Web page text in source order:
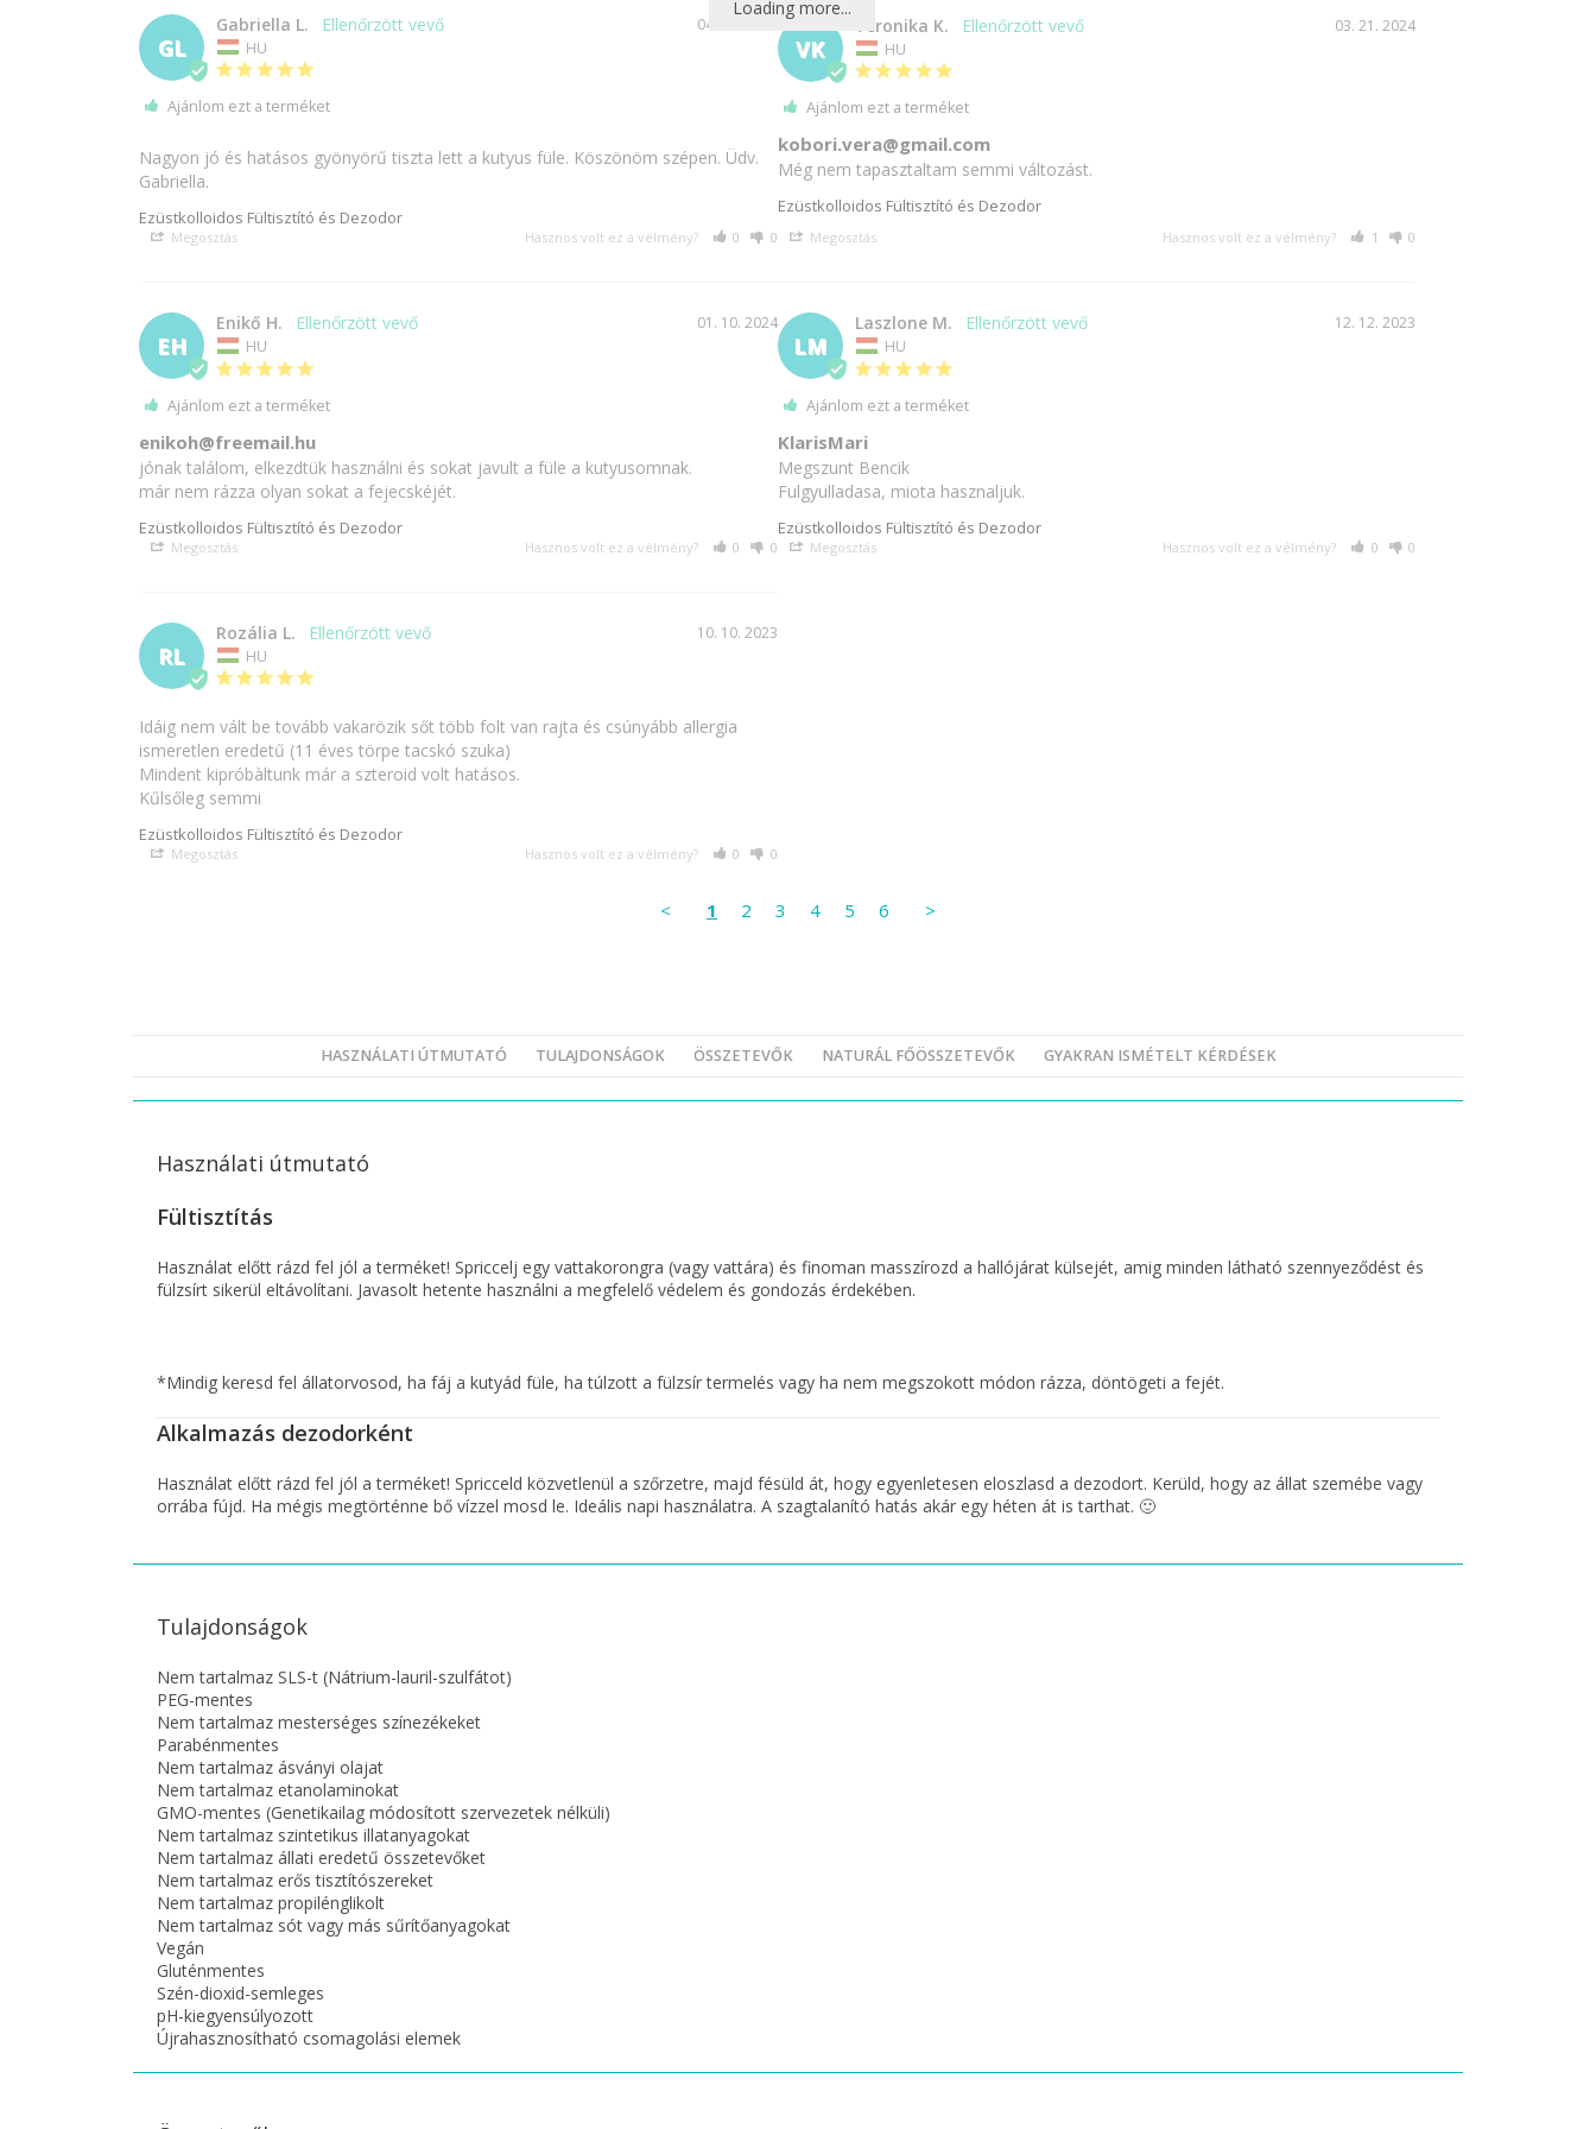
p
o
l
ó
n
Loading more...
GL
04. 16. 2024
Gabriella L.
HU
Ajánlom ezt a terméket
Nagyon jó és hatásos gyönyörű tiszta lett a kutyus füle. Köszönöm szépen. Üdv.
Gabriella.
Ezüstkolloidos Fültisztító és Dezodor
Megosztás Hasznos volt ez a vélmény? 0 0
VK
03. 21. 2024
Veronika K.
HU
Ajánlom ezt a terméket
kobori.vera@gmail.com
Még nem tapasztaltam semmi változást.
Ezüstkolloidos Fültisztító és Dezodor
Megosztás Hasznos volt ez a vélmény? 1 0
EH
01. 10. 2024
Enikő H.
HU
Ajánlom ezt a terméket
enikoh@freemail.hu
jónak találom, elkezdtük használni és sokat javult a füle a kutyusomnak.
már nem rázza olyan sokat a fejecskéjét.
Ezüstkolloidos Fültisztító és Dezodor
Megosztás Hasznos volt ez a vélmény? 0 0
LM
12. 12. 2023
Laszlone M.
HU
Ajánlom ezt a terméket
KlarisMari
Megszunt Bencik
Fulgyulladasa, miota hasznaljuk.
Ezüstkolloidos Fültisztító és Dezodor
Megosztás Hasznos volt ez a vélmény? 0 0
RL
10. 10. 2023
Rozália L.
HU
Idáig nem vált be tovább vakarözik sőt több folt van rajta és csúnyább allergia
ismeretlen eredetű (11 éves törpe tacskó szuka)
Mindent kipróbàltunk már a szteroid volt hatásos.
Kűlsőleg semmi
Ezüstkolloidos Fültisztító és Dezodor
Megosztás Hasznos volt ez a vélmény? 0 0
< 1 2 3 4 5 6 >
HASZNÁLATI ÚTMUTATÓ TULAJDONSÁGOK ÖSSZETEVŐK NATURÁL FŐÖSSZETEVŐK GYAKRAN ISMÉTELT KÉRDÉSEK
Használati útmutató
Fültisztítás
Használat előtt rázd fel jól a terméket! Spriccelj egy vattakorongra (vagy vattára) és finoman masszírozd a hallójárat külsejét, amig minden látható szennyeződést és
fülzsírt sikerül eltávolítani. Javasolt hetente használni a megfelelő védelem és gondozás érdekében.
*Mindig keresd fel állatorvosod, ha fáj a kutyád füle, ha túlzott a fülzsír termelés vagy ha nem megszokott módon rázza, döntögeti a fejét.
Alkalmazás dezodorként
Használat előtt rázd fel jól a terméket! Spricceld közvetlenül a szőrzetre, majd fésüld át, hogy egyenletesen eloszlasd a dezodort. Kerüld, hogy az állat szemébe vagy
orrába fújd. Ha mégis megtörténne bő vízzel mosd le. Ideális napi használatra. A szagtalanító hatás akár egy héten át is tarthat. 🙂
Tulajdonságok
Nem tartalmaz SLS-t (Nátrium-lauril-szulfátot)
PEG-mentes
Nem tartalmaz mesterséges színezékeket
Parabénmentes
Nem tartalmaz ásványi olajat
Nem tartalmaz etanolaminokat
GMO-mentes (Genetikailag módosított szervezetek nélküli)
Nem tartalmaz szintetikus illatanyagokat
Nem tartalmaz állati eredetű összetevőket
Nem tartalmaz erős tisztítószereket
Nem tartalmaz propilénglikolt
Nem tartalmaz sót vagy más sűrítőanyagokat
Vegán
Gluténmentes
Szén-dioxid-semleges
pH-kiegyensúlyozott
Újrahasznosítható csomagolási elemek